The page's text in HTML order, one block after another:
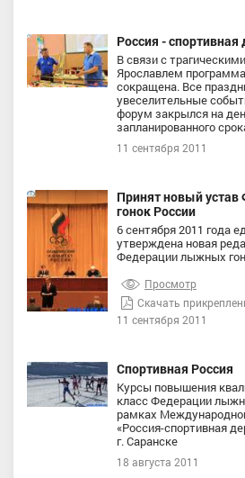
Россия -
В связи с
Ярославлем
сокращена. Все
увеселительные
форум закрылся на
запланированного
11 сентября 2011
Принят новый
гонок России
6 сентября 2011 года
утверждена новая
Федерации лыжных
Просмотр
Скачать
11 сентября 2011
Спортивная Россия
Курсы повышения
класс Федерации
рамках
«Россия-спортивная
г. Саранске
18 августа 2011